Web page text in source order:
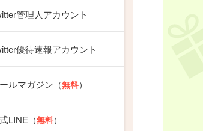
管理人アカウント
優待速報アカウント
ルマガジン （無料）
LINE （無料）